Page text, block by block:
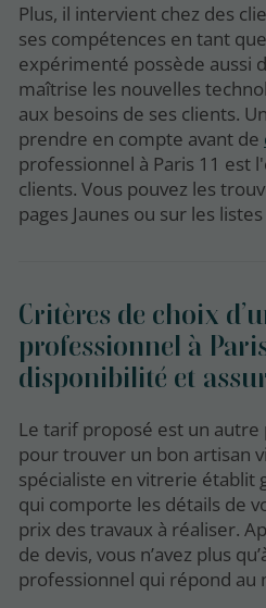
Plus, il intervient chez des
ses compétences en tant
expérimenté possède aussi
maîtrise les nouvelles
aux besoins de ses clients.
prendre en compte avant de
professionnel à Paris 11 est
clients. Vous pouvez les
pages Jaunes ou sur les
Critères de choix
professionnel à
disponibilité et
Le tarif proposé est un
pour trouver un bon artisan
spécialiste en vitrerie établit
qui comporte les détails de
prix des travaux à réaliser.
de devis, vous n’avez plus
professionnel qui répond au